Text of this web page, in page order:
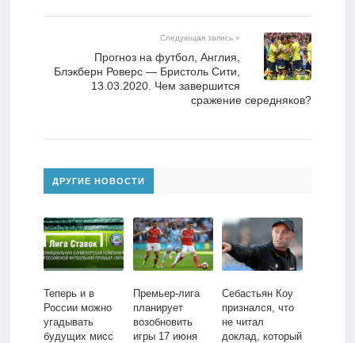
Следующая запись »
Прогноз на футбол, Англия,
Блэкберн Роверс — Бристоль Сити,
13.03.2020. Чем завершится
сражение середняков?
ДРУГИЕ НОВОСТИ
Теперь и в
России можно
угадывать
будущих мисс
Премьер-лига
планирует
возобновить
игры 17 июня
Себастьян Коу
признался, что
не читал
доклад, который